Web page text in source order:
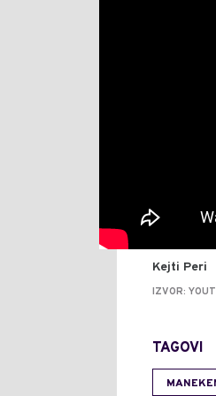
Kejti Peri
IZVOR:
TAGOVI